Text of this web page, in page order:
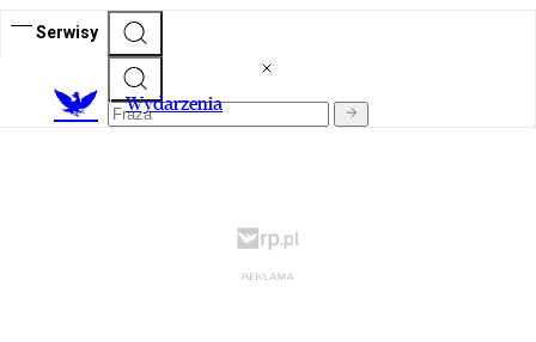
Serwisy
Wydarzenia